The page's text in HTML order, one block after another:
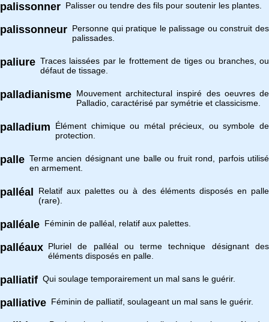
palissonner Palisser ou tendre des fils pour soutenir les plantes.
palissonneur Personne qui pratique le palissage ou construit des
palissades.
paliure Traces laissées par le frottement de tiges ou branches, ou
défaut de tissage.
palladianisme Mouvement architectural inspiré des oeuvres de
Palladio, caractérisé par symétrie et classicisme.
palladium
Élément chimique ou métal précieux, ou symbole de
protection.
palle Terme ancien désignant une balle ou fruit rond, parfois utilisé
en armement.
palléal
Relatif aux palettes ou à des éléments disposés en palle
(rare).
palléale Féminin de palléal, relatif aux palettes.
palléaux Pluriel de palléal ou terme technique désignant des
éléments disposés en palle.
palliatif Qui soulage temporairement un mal sans le guérir.
palliative Féminin de palliatif, soulageant un mal sans le guérir.